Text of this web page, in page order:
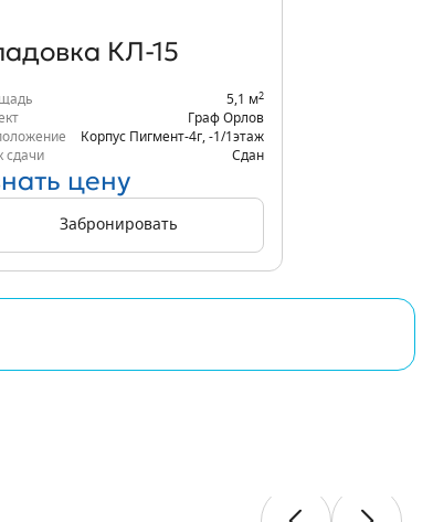
КЛ-15
5,1 м2
Граф Орлов
Корпус Пигмент-4г -1/1 этаж
сдачи
Сдан
цену
Забронировать